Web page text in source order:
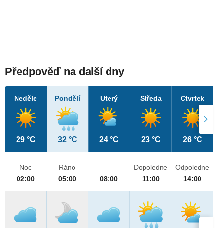
Předpověď na další dny
Neděle
29 °C
Pondělí
32 °C
Úterý
24 °C
Středa
23 °C
Čtvrtek
26 °C
Noc
02:00
Ráno
05:00
08:00
Dopoledne
11:00
Odpoledne
14:00